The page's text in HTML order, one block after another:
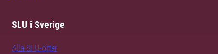
SLU i Sverige
Alla SLU-orter